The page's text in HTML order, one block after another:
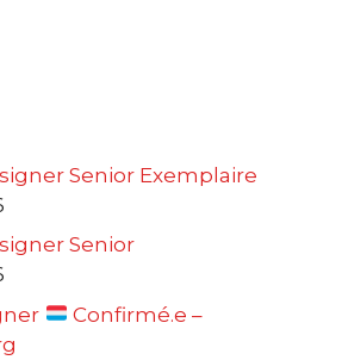
Senior Exemplaire
Senior
Confirmé.e –